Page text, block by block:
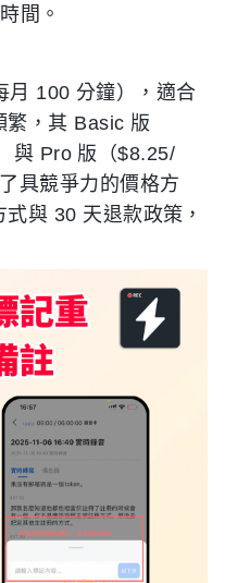
間。
月 100 分鐘），適合
繁，其 Basic 版
與 Pro 版（$8.25/
具競爭力的價格方
與 30 天退款政策，